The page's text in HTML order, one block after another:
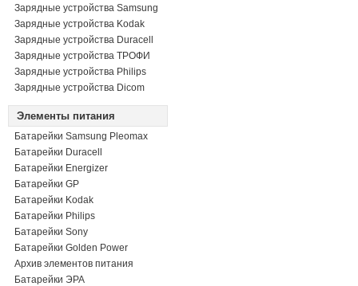
Зарядные устройства Samsung
Зарядные устройства Kodak
Зарядные устройства Duracell
Зарядные устройства ТРОФИ
Зарядные устройства Philips
Зарядные устройства Dicom
Элементы питания
Батарейки Samsung Pleomax
Батарейки Duracell
Батарейки Energizer
Батарейки GP
Батарейки Kodak
Батарейки Philips
Батарейки Sony
Батарейки Golden Power
Архив элементов питания
Батарейки ЭРА